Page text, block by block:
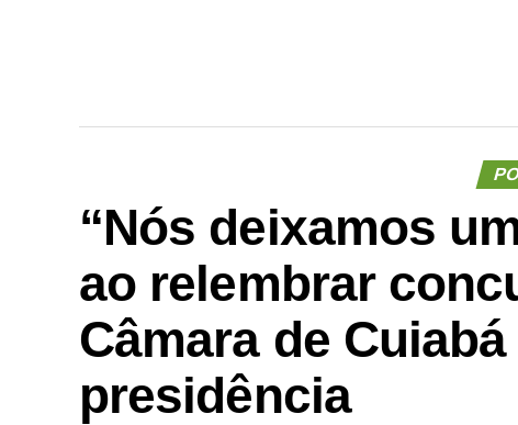
“Nós deixamos
ao relembrar
Câmara de
presidência